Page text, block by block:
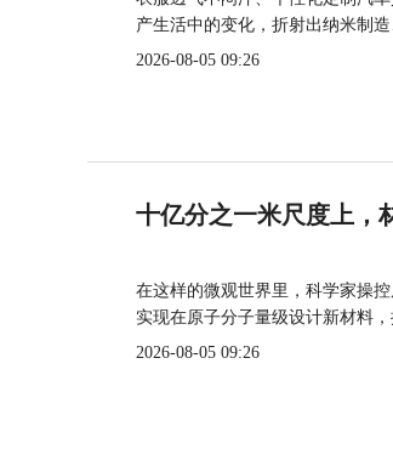
产生活中的变化，折射出纳米制
2026-08-05 09:26
十亿分之一米尺度上，
在这样的微观世界里，科学家操
实现在原子分子量级设计新材料
2026-08-05 09:26